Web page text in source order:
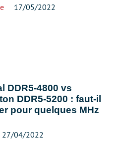
17/05/2022
DDR5-4800 vs
DDR5-5200 : faut-il
pour quelques MHz
27/04/2022